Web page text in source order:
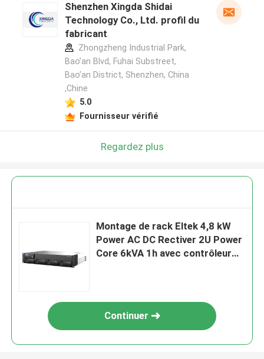
Shenzhen Xingda Shidai
Technology Co., Ltd. profil du
fabricant
Zhongzheng Industrial Park,
Bao’an Blvd, Fuhai Substreet,
Bao’an District, Shenzhen, China
,Chine
5.0
Fournisseur vérifié
Regardez plus
Montage de rack Eltek 4,8 kW
Power AC DC Rectiver 2U Power
Core 6kVA 1h avec contrôleur
Continuer